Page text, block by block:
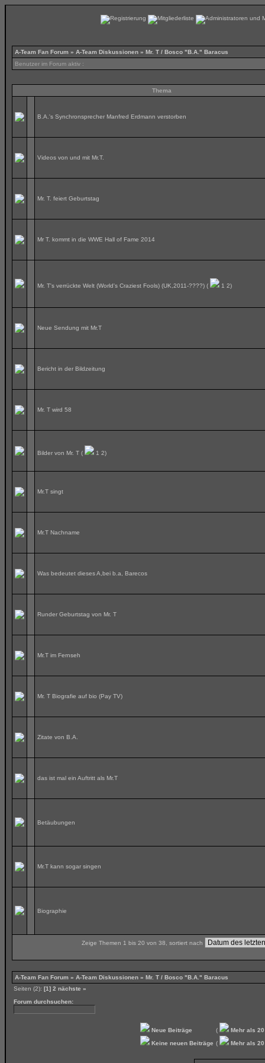
A-Team Fan Forum » A-Team Diskussionen » Mr. T / Bosco "B.A." Baracus
Benutzer im Forum aktiv :
Thema
B.A.'s Synchronsprecher Manfred Erdmann verstorben
Videos von und mit Mr.T.
Mr. T. feiert Geburtstag
Mr T. kommt in die WWE Hall of Fame 2014
Mr. T's verrückte Welt (World's Craziest Fools) (UK,2011-????) ( 1 2)
Neue Sendung mit Mr.T
Bericht in der Bildzeitung
Mr. T wird 58
Bilder von Mr. T ( 1 2)
Mr.T singt
Mr.T Nachname
Was bedeutet dieses A,bei b.a, Barecos
Runder Geburtstag von Mr. T
Mr.T im Fernseh
Mr. T Biografie auf bio (Pay TV)
Zitate von B.A.
das ist mal ein Auftritt als Mr.T
Betäubungen
Mr.T kann sogar singen
Biographie
Zeige Themen 1 bis 20 von 38, sortiert nach
A-Team Fan Forum » A-Team Diskussionen » Mr. T / Bosco "B.A." Baracus
Seiten (2): [1] 2 nächste »
Forum durchsuchen:
Neue Beiträge (
Mehr als
Keine neuen Beiträge ( Mehr als